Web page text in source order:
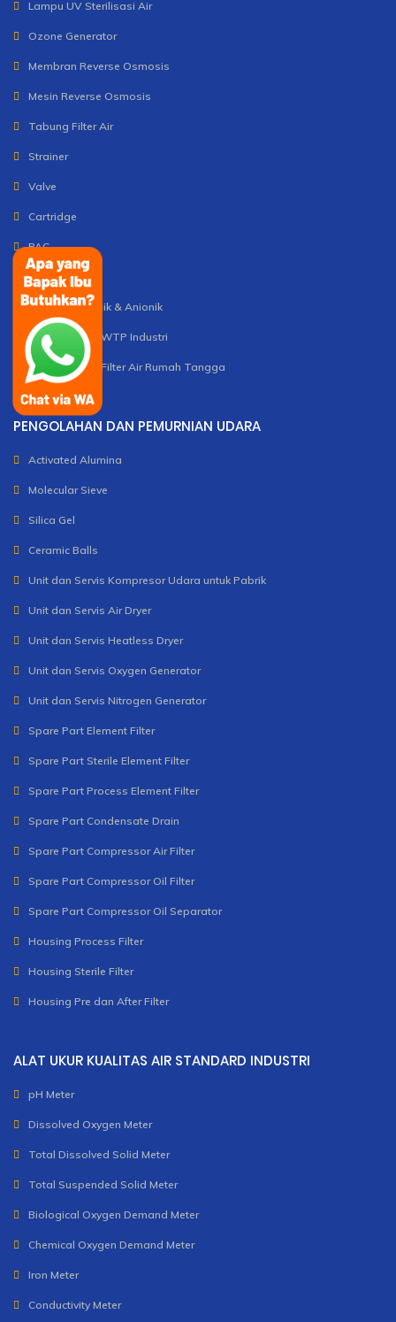
Lampu UV Sterilisasi Air
Ozone Generator
Membran Reverse Osmosis
Mesin Reverse Osmosis
Tabung Filter Air
Strainer
Valve
Cartridge
PAC
Tawas
Polimer Kationik & Anionik
Pemasangan WTP Industri
Pemasangan Filter Air Rumah Tangga
PENGOLAHAN DAN PEMURNIAN UDARA
Activated Alumina
Molecular Sieve
Silica Gel
Ceramic Balls
Unit dan Servis Kompresor Udara untuk Pabrik
Unit dan Servis Air Dryer
Unit dan Servis Heatless Dryer
Unit dan Servis Oxygen Generator
Unit dan Servis Nitrogen Generator
Spare Part Element Filter
Spare Part Sterile Element Filter
Spare Part Process Element Filter
Spare Part Condensate Drain
Spare Part Compressor Air Filter
Spare Part Compressor Oil Filter
Spare Part Compressor Oil Separator
Housing Process Filter
Housing Sterile Filter
Housing Pre dan After Filter
ALAT UKUR KUALITAS AIR STANDARD INDUSTRI
pH Meter
Dissolved Oxygen Meter
Total Dissolved Solid Meter
Total Suspended Solid Meter
Biological Oxygen Demand Meter
Chemical Oxygen Demand Meter
Iron Meter
Conductivity Meter